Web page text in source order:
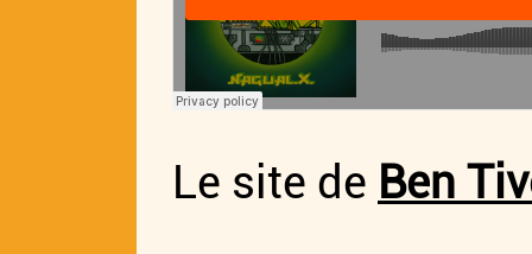
Le site de Ben